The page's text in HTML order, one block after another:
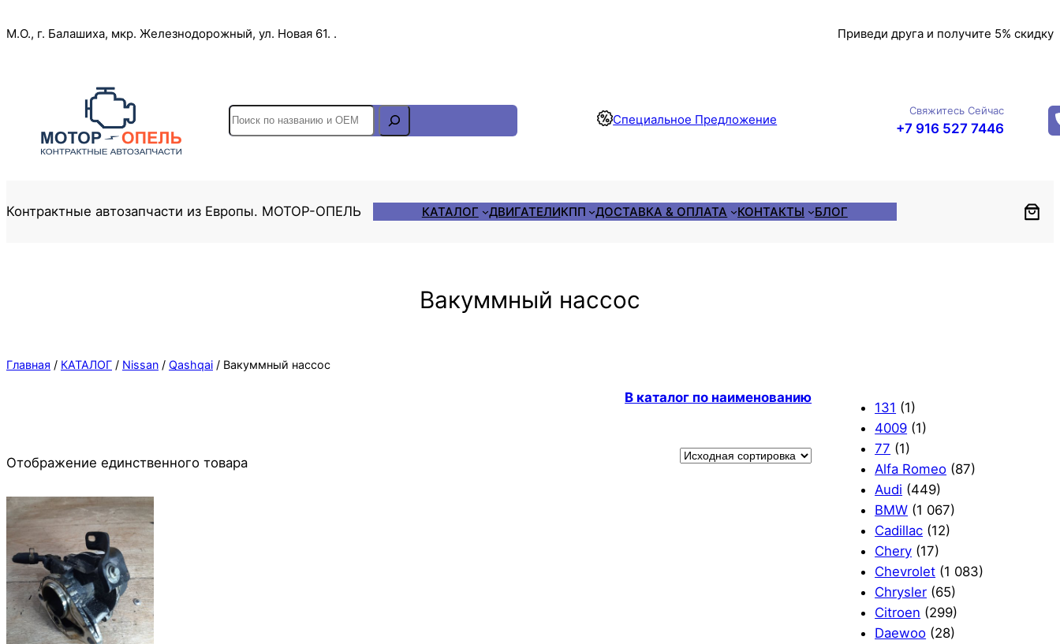
к
М.О., г. Балашиха, мкр. Железнодорожный, ул. Новая 61. . Приведи друга и получите 5% скидку
S
e
h
Специальное Предложение
Свяжитесь Сейчас
+7 916 527 7446
Контрактные автозапчасти из Европы. МОТОР-ОПЕЛЬ КАТАЛОГ ДВИГАТЕЛИКПП ДОСТАВКА & ОПЛАТА КОНТАКТЫ БЛОГ
Вакуммный нассос
Главная / КАТАЛОГ / Nissan / Qashqai / Вакуммный нассос
В каталог по наименованию
Отображение единственного товара
131 (1)
4009 (1)
77 (1)
Alfa Romeo (87)
Audi (449)
BMW (1 067)
Cadillac (12)
Chery (17)
Chevrolet (1 083)
Chrysler (65)
Citroen (299)
Daewoo (28)